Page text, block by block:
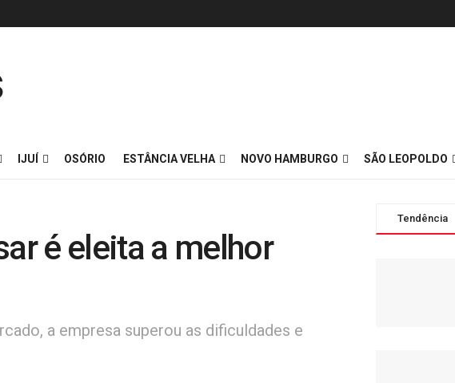
IJUÍ OSÓRIO ESTÂNCIA VELHA NOVO HAMBURGO SÃO LEOPOLDO
é eleita a melhor
a empresa superou as dificuldades e
Tendência